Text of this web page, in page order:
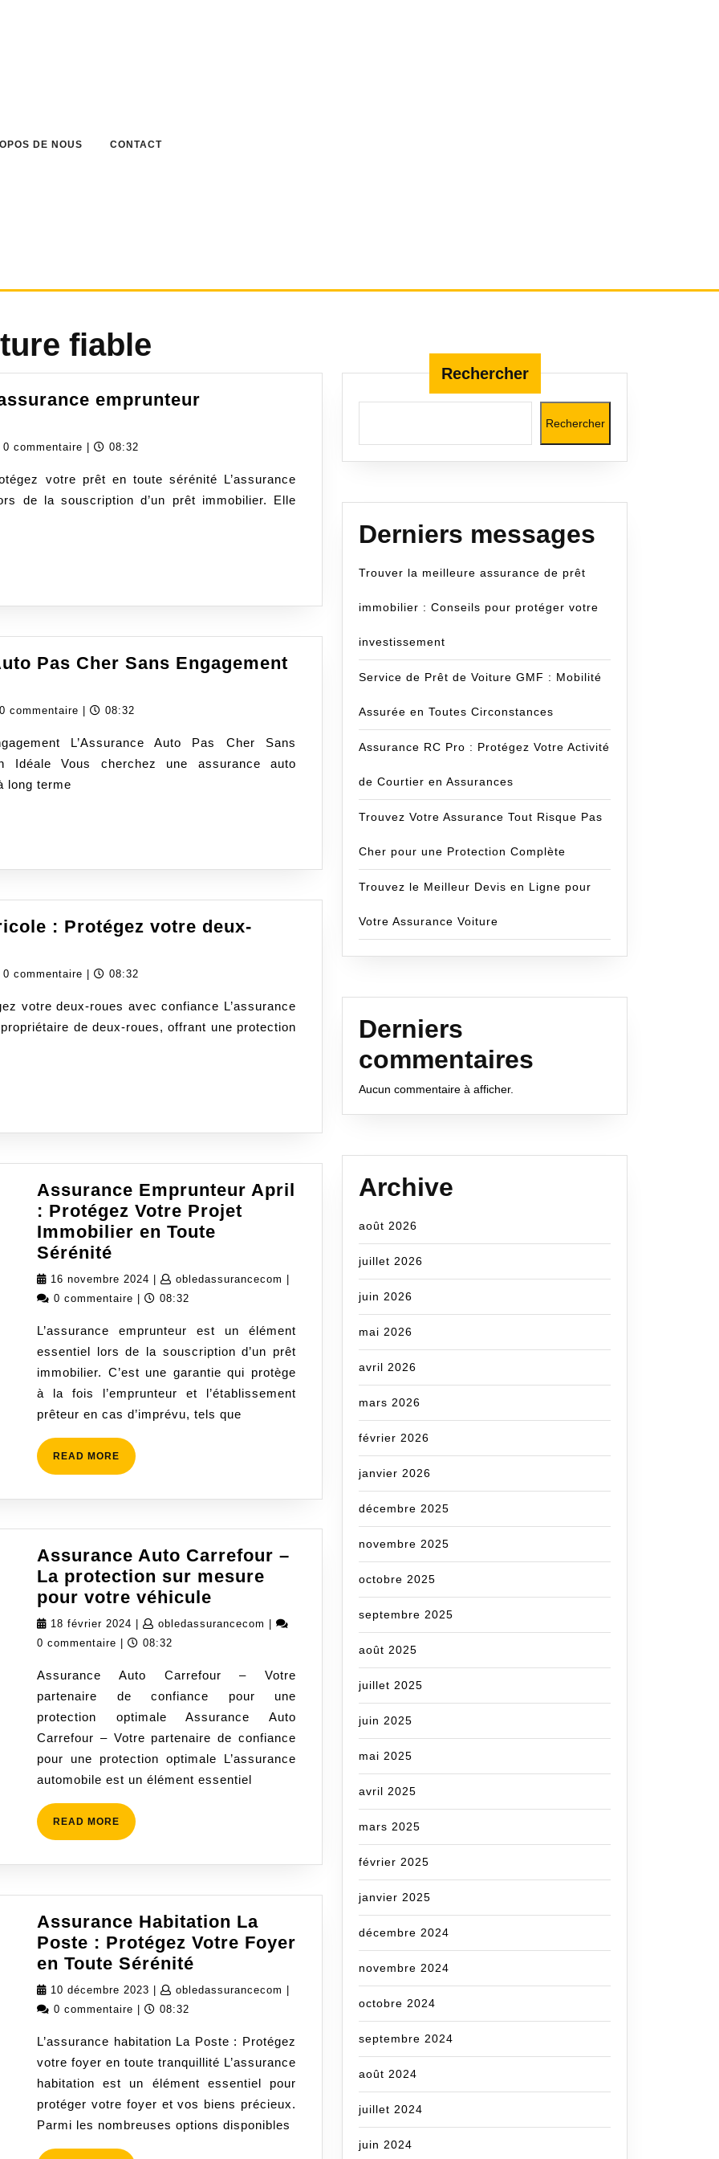
DE NOUS CONTACT
fiable
emprunteur
0 commentaire 08:32
votre prêt en toute sérénité L’assurance
de la souscription d’un prêt immobilier. Elle
Pas Cher Sans Engagement
0 commentaire 08:32
L’Assurance Auto Pas Cher Sans
Idéale Vous cherchez une assurance auto
long terme
: Protégez votre deux-
0 commentaire 08:32
votre deux-roues avec confiance L’assurance
de deux-roues, offrant une protection
Assurance Emprunteur April
: Protégez Votre Projet
Immobilier en Toute
Sérénité
Emprunteur
April
Protégez
Votre
Projet
Immobilier
en
Toute
Sérénité
16 novembre 2024 16
novembre
| obledassurancecom obledassurancecom
|
0 commentaire | 08:32
L’assurance emprunteur est un élément
essentiel lors de la souscription d’un prêt
immobilier. C’est une garantie qui protège
à la fois l’emprunteur et l’établissement
prêteur en cas d’imprévu, tels que
READ MORE READ
MORE
Assurance Auto Carrefour –
La protection sur mesure
pour votre véhicule
Auto
La
protection
sur
mesure
pour
votre
18 février 2024 18
février
obledassurancecom obledassurancecom
0 commentaire
08:32
Assurance Auto Carrefour – Votre
partenaire de confiance pour une
protection optimale Assurance Auto
Carrefour – Votre partenaire de confiance
pour une protection optimale L’assurance
automobile est un élément essentiel
READ MORE READ
MORE
Assurance Habitation La
Poste : Protégez Votre Foyer
en Toute Sérénité
Habitation
:
Protégez
Votre
Foyer
en
10 décembre 2023 10
décembre
obledassurancecom obledassurancecom
0 commentaire
08:32
L’assurance habitation La Poste : Protégez
votre foyer en toute tranquillité L’assurance
habitation est un élément essentiel pour
protéger votre foyer et vos biens précieux.
Parmi les nombreuses options disponibles
Rechercher
Rechercher
Derniers messages
Trouver la meilleure assurance de prêt
immobilier : Conseils pour protéger votre
investissement
Service de Prêt de Voiture GMF : Mobilité
Assurée en Toutes Circonstances
Assurance RC Pro : Protégez Votre Activité
de Courtier en Assurances
Trouvez Votre Assurance Tout Risque Pas
Cher pour une Protection Complète
Trouvez le Meilleur Devis en Ligne pour
Votre Assurance Voiture
Derniers
commentaires
Aucun commentaire à afficher.
Archive
août 2026
juillet 2026
juin 2026
mai 2026
avril 2026
mars 2026
février 2026
janvier 2026
décembre 2025
novembre 2025
octobre 2025
septembre 2025
août 2025
juillet 2025
juin 2025
mai 2025
avril 2025
mars 2025
février 2025
janvier 2025
décembre 2024
novembre 2024
octobre 2024
septembre 2024
août 2024
juillet 2024
juin 2024